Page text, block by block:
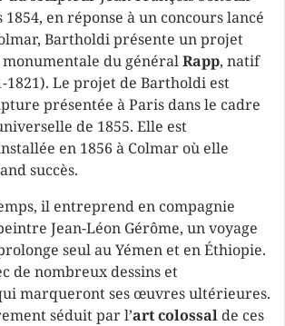
1854, en réponse à un concours lancé
Bartholdi présente un projet
du généralRapp, natif
1821). Le projet de Bartholdi est
présentée à Paris dans le cadre
de 1855. Elle est
en 1856 à Colmar où elle
succès.
il entreprend en compagnie
Jean-Léon Gérôme, un voyage
seul au Yémen et en Éthiopie.
de nombreux dessins et
marqueront ses œuvres ultérieures.
séduit par l’art colossal de ces